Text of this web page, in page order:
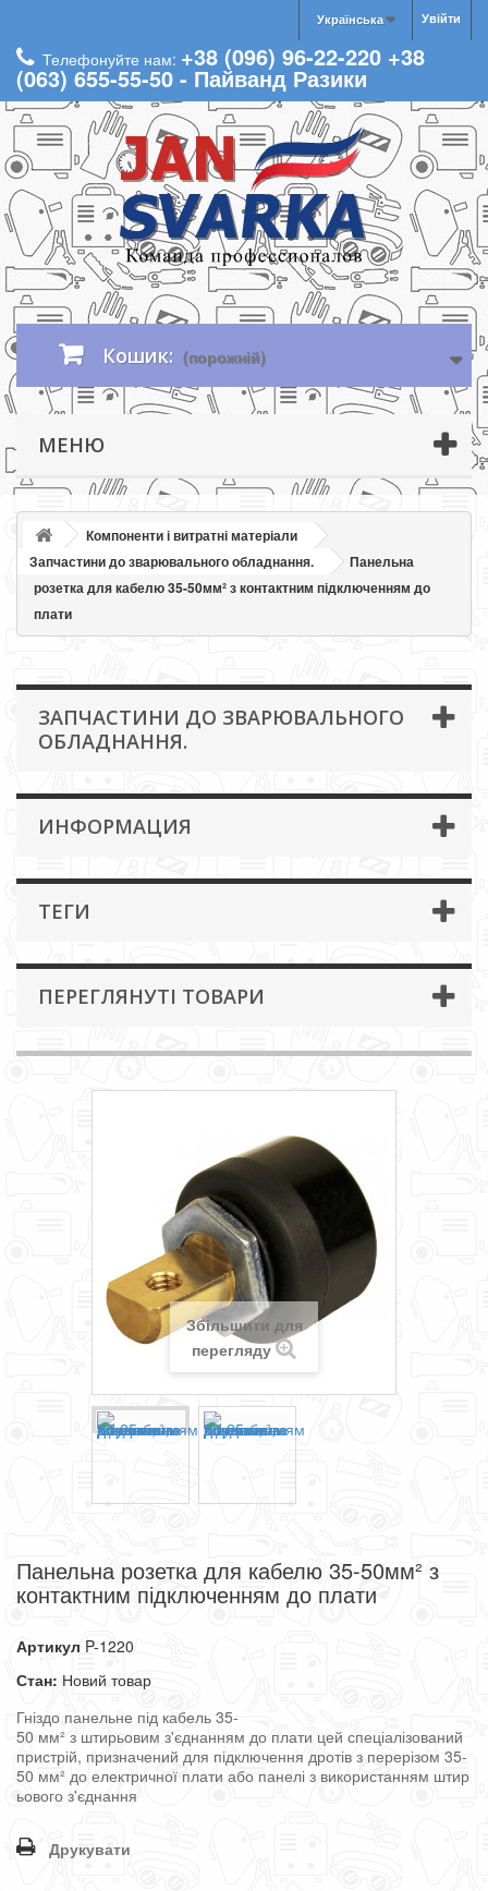
Увійти
Українська
Телефонуйте нам: +38 (096) 96-22-220 +38
(063) 655-55-50 - Пайванд Разики
Кошик: (порожній)
МЕНЮ
Компоненти і витратні матеріали
Запчастини до зварювального обладнання.
Панельна
розетка для кабелю 35-50мм² з контактним підключенням до
плати
ЗАПЧАСТИНИ ДО ЗВАРЮВАЛЬНОГО
ОБЛАДНАННЯ.
ИНФОРМАЦИЯ
ТЕГИ
ПЕРЕГЛЯНУТІ ТОВАРИ
Збільшити для
перегляду
Панельна розетка для кабелю 35-50мм² з
контактним підключенням до плати
Артикул P-1220
Стан: Новий товар
Гніздо панельне під кабель 35-
50 мм² з штирьовим з'єднанням до плати цей спеціалізований
пристрій, призначений для підключення дротів з перерізом 35-
50 мм² до електричної плати або панелі з використанням штир
ьового з'єднання
Друкувати